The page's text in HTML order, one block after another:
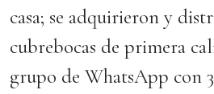
casa; se adquirieron y
cubrebocas de primera
grupo de WhatsApp con